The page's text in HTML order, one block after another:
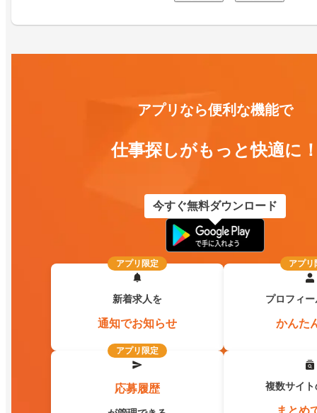
アプリなら便利な機能で
仕事探しがもっと快適に
今すぐ無料ダウンロード
アプリ限定
新着求人を
通知でお知らせ
アプリ
プロフィ
かんた
アプリ限定
応募履歴 複数サイ
まとめ